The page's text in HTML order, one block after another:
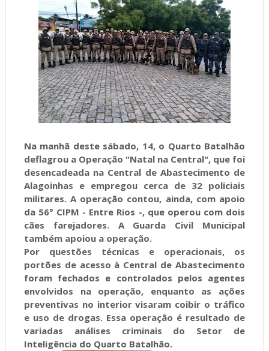
Na manhã deste sábado, 14, o Quarto Batalhão
deflagrou a Operação "Natal na Central", que foi
desencadeada na Central de Abastecimento de
Alagoinhas e empregou cerca de 32 policiais
militares. A operação contou, ainda, com apoio
da 56° CIPM - Entre Rios -, que operou com dois
cães farejadores. A Guarda Civil Municipal
também apoiou a operação.
Por questões técnicas e operacionais, os
portões de acesso à Central de Abastecimento
foram fechados e controlados pelos agentes
envolvidos na operação, enquanto as ações
preventivas no interior visaram coibir o tráfico
e uso de drogas. Essa operação é resultado de
variadas análises criminais do Setor de
Inteligência do Quarto Batalhão.